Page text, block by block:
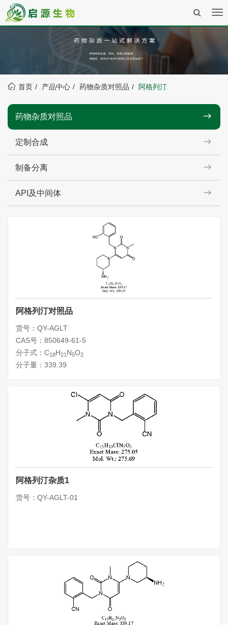
首页 产品中心 药物杂质对照品 阿格列汀
药物杂质对照品
定制合成
制备分离
API及中间体
阿格列汀对照品
货号：QY-AGLT
CAS号：850649-61-5
分子式：C18H21 N5O2
分子量：339.39
阿格列汀杂质1
货号：QY-AGLT-01